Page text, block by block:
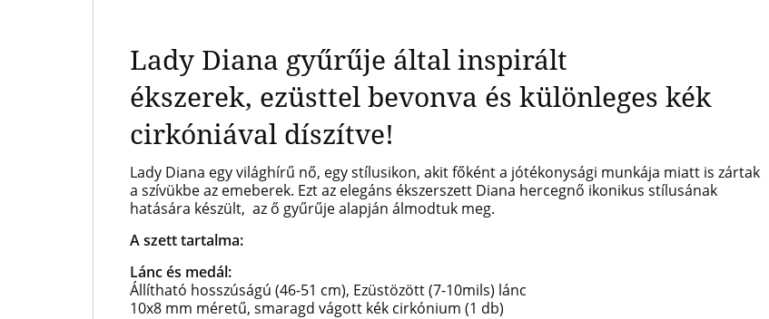
Lady Diana gyűrűje által inspirált
ékszerek, ezüsttel bevonva és különleges kék
cirkóniával díszítve!
Lady Diana egy világhírű nő, egy stílusikon, akit főként a jótékonysági munkája miatt is zártak
a szívükbe az emeberek. Ezt az elegáns ékszerszett Diana hercegnő ikonikus stílusának
hatására készült, az ő gyűrűje alapján álmodtuk meg.
A szett tartalma:
Lánc és medál:
Állítható hosszúságú (46-51 cm), Ezüstözött (7-10mils) lánc
10x8 mm méretű, smaragd vágott kék cirkónium (1 db)